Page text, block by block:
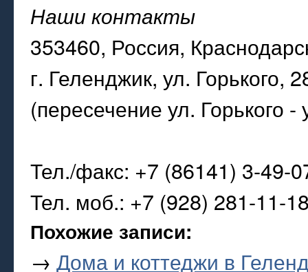
Наши контакты
353460, Россия,
г. Геленджик, ул. Горького,
(пересечение ул. Горького -
Тел./факс: +7 (86141) 3-49-
Тел. моб.: +7 (928) 281-11-
Похожие записи:
→ Дома и коттеджи в